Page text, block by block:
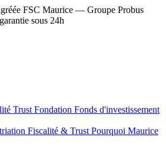
FSC Maurice — Groupe Probus
sous 24h
Trust Fondation Fonds d'investissement
Fiscalité & Trust Pourquoi Maurice